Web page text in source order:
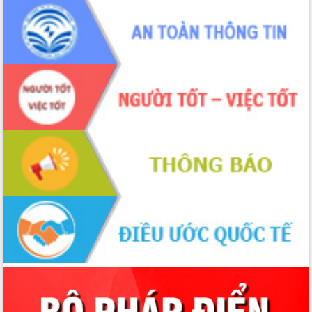
sầu riêng tại Đắk Lắk
Trình diễn nghệ thuật chế biến các
món ăn từ sầu riêng
Đắk Lắk công bố Quy hoạch và xúc
tiến đầu tư tỉnh
Ngành cá ngừ Đắk Lắk chủ động thích
ứng để giữ vững thị trường xuất khẩu
Diễn đàn Kinh tế tư nhân Việt Nam đột
phá cơ chế - Hợp tác công tư
Đề án 06 tạo bước ngoặt đột phá trong
cải cách hành chính tỉnh Đắk Lắk
Kết nối tour, đẩy mạnh chuyển đổi số
để phát triển du lịch Đắk Lắk
Khởi động Dự án Đầu tư xây dựng hạ
tầng kỹ thuật Cụm công nghiệp Tân
Tiến
Gặp mặt các cơ quan báo chí nhân Kỷ
niệm 101 năm Ngày Báo chí Cách
Đắk Lắk sơ kết 4 năm triển khai thực